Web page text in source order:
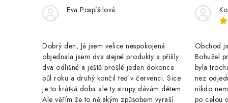
r
v
k
y
v
ý
Eva Pospíšilová
Dobrý den, Já jsem velice nespokojená
objednala jsem dva stejné produkty a přišly
dva odlišné a ještě prošlé jeden dokonce
půl roku a druhý končil teď v červenci. Sice
je to krátká doba ale ty sirupy dávám dětem.
Ale věřím že to nějakým způsobem vyraší
Obchod
Bohužel
byla
nez
nikdo
po celou